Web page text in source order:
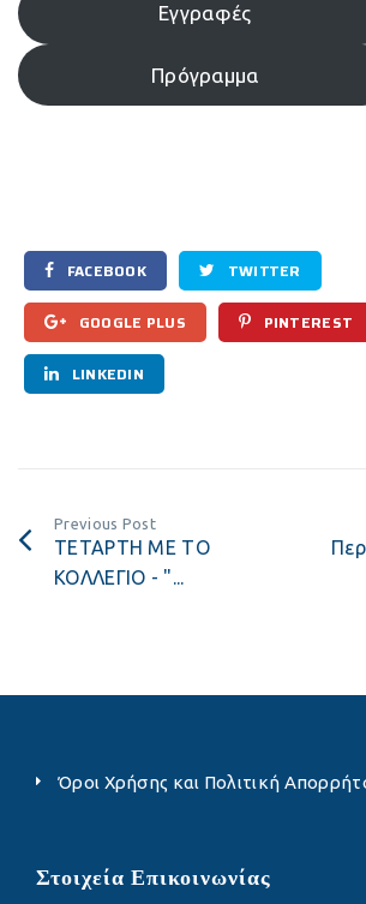
Εγγραφές
Πρόγραμμα
FACEBOOK TWITTER
GOOGLE PLUS PINTEREST
LINKEDIN
Previous Post
ΤΕΤΑΡΤΗ ΜΕ ΤΟ
ΚΟΛΛΕΓΙΟ - "...
Όροι Χρήσης και Πολιτική
Στοιχεία Επικοινωνίας